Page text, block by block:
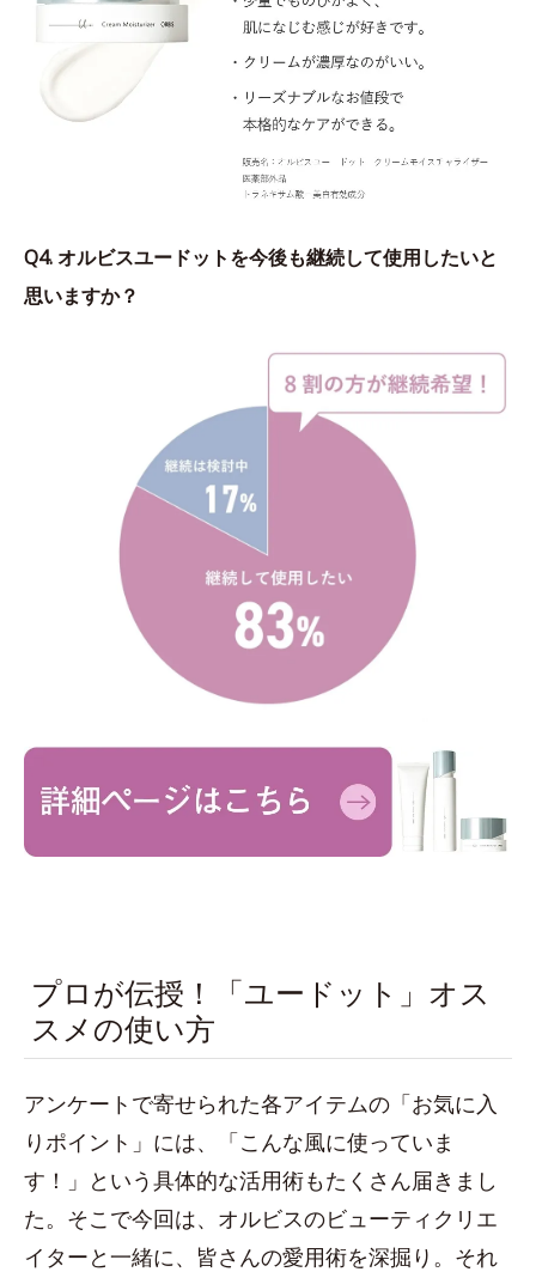
Q4. オルビスユードットを今後も継続して使用したいと
思いますか？
プロが伝授！「ユードット」オス
スメの使い方
アンケートで寄せられた各アイテムの「お気に入
りポイント」には、「こんな風に使っていま
す！」という具体的な活用術もたくさん届きまし
た。そこで今回は、オルビスのビューティクリエ
イターと一緒に、皆さんの愛用術を深掘り。それ